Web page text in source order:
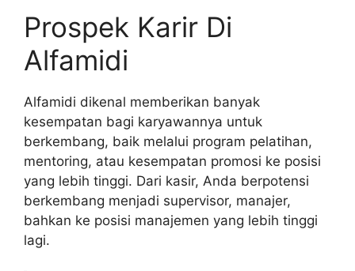
Prospek Karir Di
Alfamidi
Alfamidi dikenal memberikan banyak
kesempatan bagi karyawannya untuk
berkembang, baik melalui program pelatihan,
mentoring, atau kesempatan promosi ke posisi
yang lebih tinggi. Dari kasir, Anda berpotensi
berkembang menjadi supervisor, manajer,
bahkan ke posisi manajemen yang lebih tinggi
lagi.